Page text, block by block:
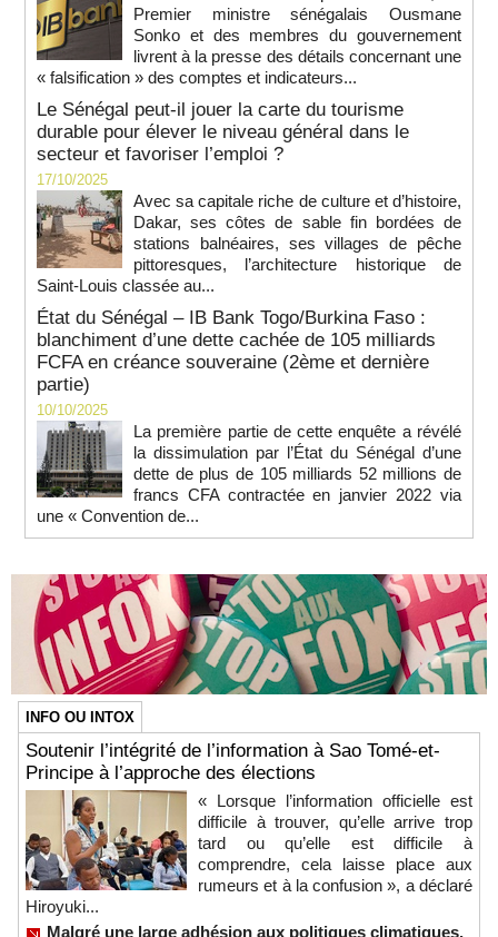
Premier ministre sénégalais Ousmane
Sonko et des membres du gouvernement
livrent à la presse des détails concernant une
« falsification » des comptes et indicateurs...
Le Sénégal peut-il jouer la carte du tourisme
durable pour élever le niveau général dans le
secteur et favoriser l’emploi ?
17/10/2025
Avec sa capitale riche de culture et d’histoire,
Dakar, ses côtes de sable fin bordées de
stations balnéaires, ses villages de pêche
pittoresques, l’architecture historique de
Saint-Louis classée au...
État du Sénégal – IB Bank Togo/Burkina Faso :
blanchiment d’une dette cachée de 105 milliards
FCFA en créance souveraine (2ème et dernière
partie)
10/10/2025
La première partie de cette enquête a révélé
la dissimulation par l’État du Sénégal d’une
dette de plus de 105 milliards 52 millions de
francs CFA contractée en janvier 2022 via
une « Convention de...
INFO OU INTOX
Soutenir l’intégrité de l’information à Sao Tomé-et-
Principe à l’approche des élections
« Lorsque l’information officielle est
difficile à trouver, qu’elle arrive trop
tard ou qu’elle est difficile à
comprendre, cela laisse place aux
rumeurs et à la confusion », a déclaré
Hiroyuki...
Malgré une large adhésion aux politiques climatiques,